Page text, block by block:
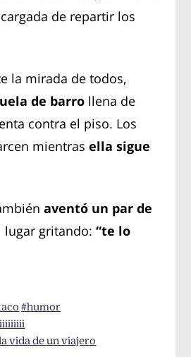
de repartir los
la mirada de todos,
de barro llena de
contra el piso. Los
mientras ella sigue
aventó un par de
lugar gritando:“te lo
#humor
vida de un viajero